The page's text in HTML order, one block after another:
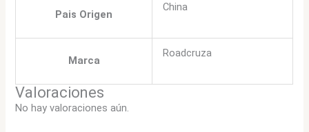
Pais Origen
China
Marca
Roadcruza
Valoraciones
No hay valoraciones aún.